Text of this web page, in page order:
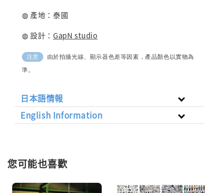
◍ 產地：泰國
◍ 設計： GapN studio
注意
由於拍攝光線、顯示器色差等因素，產品顏色以實物為
準。
日本語情報
English Information
您可能也喜歡